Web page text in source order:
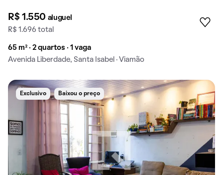
R$ 1.550 aluguel
R$ 1.696 total
65 m² · 2 quartos · 1 vaga
Avenida Liberdade, Santa Isabel · Viamão
Exclusivo Baixou o preço